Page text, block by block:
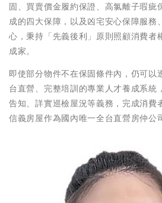
固、買賣價金履約保證、高氯離子瑕疵
成的四大保障，以及凶宅安心保障服務
心，秉持「先義後利」原則照顧消費者
成家。
即使部分物件不在保固條件內，仍可以
台直營、完整培訓的專業人才養成系統
告知、詳實巡檢屋況等義務，完成消費
信義房屋作為國內唯一全台直營房仲公